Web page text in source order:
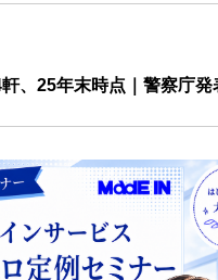
、25年末時点｜警察庁発